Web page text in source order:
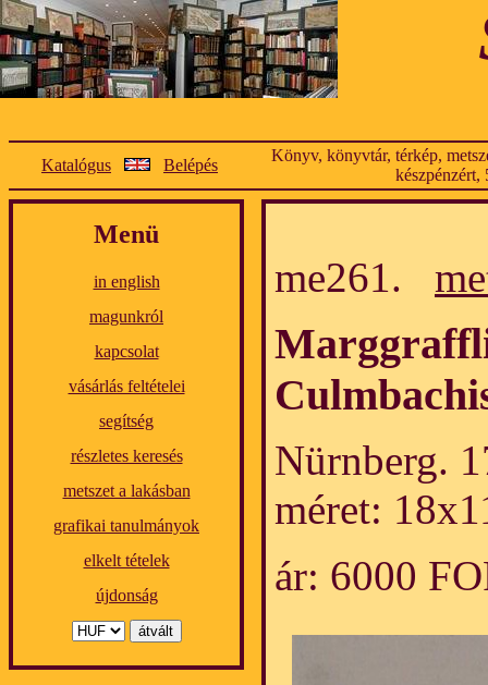
Katalógus Belépés
Könyv, könyvtár, térkép,
készpénzért,
Menü
in english
magunkról
kapcsolat
vásárlás feltételei
segítség
részletes keresés
metszet a lakásban
grafikai tanulmányok
elkelt tételek
újdonság
me261.
Nürnberg.
méret:
ár: 6000